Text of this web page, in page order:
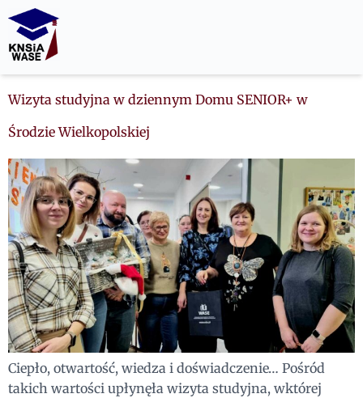
Wizyta studyjna w dziennym Domu SENIOR+ w
Środzie Wielkopolskiej
Ciepło, otwartość, wiedza i doświadczenie… Pośród
takich wartości upłynęła wizyta studyjna, wktórej